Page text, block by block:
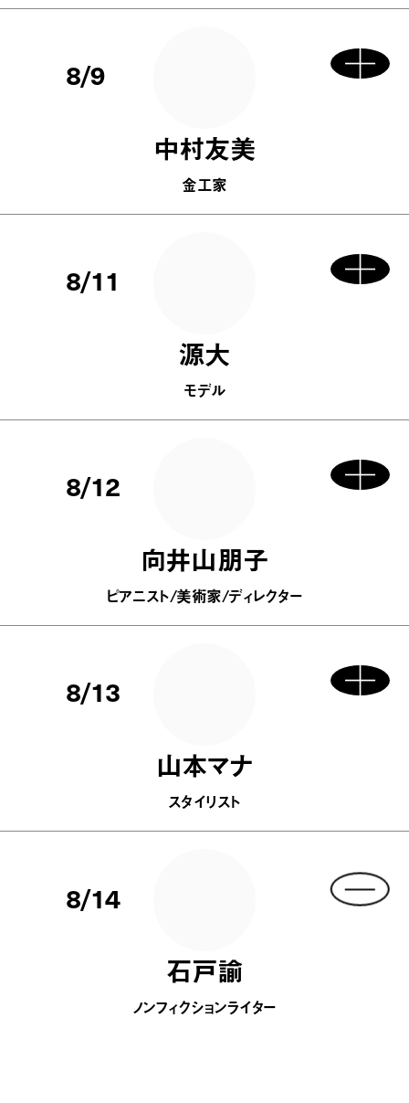
8/9
中村友美
金工家
8/11
源大
モデル
8/12
向井山朋子
ピアニスト/美術家/ディレクター
8/13
山本マナ
スタイリスト
8/14
石戸諭
ノンフィクションライター